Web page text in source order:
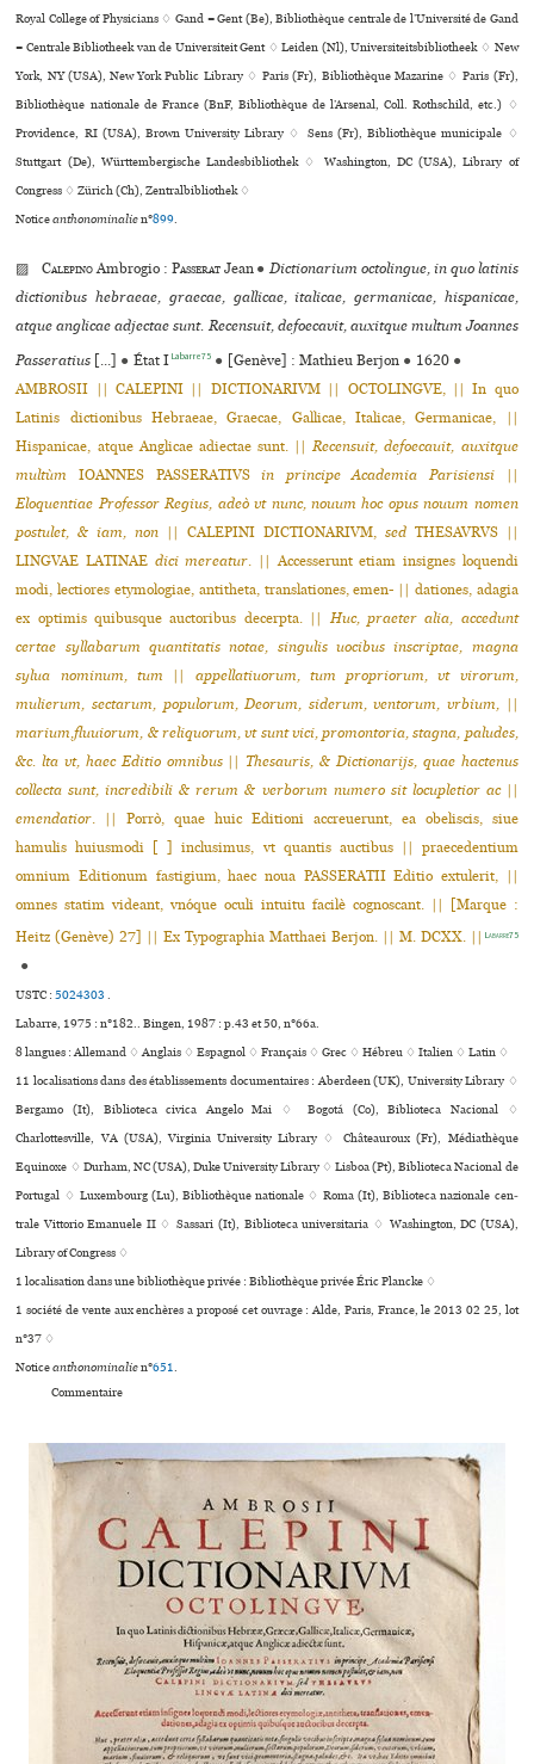
Royal College of Physicians ♢ Gand = Gent (Be), Bibliothèque centrale de l’Université de Gand
= Centrale Bibliotheek van de Universiteit Gent ♢ Leiden (Nl), Universiteitsbibliotheek ♢ New
York, NY (USA), New York Public Library ♢ Paris (Fr), Bibliothèque Mazarine ♢ Paris (Fr),
Bibliothèque nationale de France (BnF, Bibliothèque de l’Arsenal, Coll. Rothschild, etc.) ♢
Providence, RI (USA), Brown University Library ♢ Sens (Fr), Bibliothèque muni­ci­pale ♢
Stuttgart (De), Württembergische Landesbibliothek ♢ Washington, DC (USA), Library of
Congress ♢ Zürich (Ch), Zentralbibliothek ♢
Noticeanthonominalien°899.
▨CalepinoAmbrogio :Passerat Jean ● Dictionarium octolingue, in quo latinis
dictionibus hebraeae, graecae, gallicae, italicae, germanicae, hispanicae,
atque anglicae adjectae sunt. Recensuit, defoecavit, auxitque multum Joannes
Passeratius [...] ● État I Labarre75 ● [Genève] : Mathieu Berjon ● 1620 ●
AMBROSII || CALEPINI || DICTIONARIVM || OCTOLINGVE, || In quo
Latinis dictionibus Hebraeae, Graecae, Gallicae, Italicae, Germanicae, ||
Hispanicae, atque Anglicae adiectae sunt. ||Recensuit, defoecauit, auxitque
multùm IOANNES PASSERATIVSin principe Academia Parisiensi
Eloquentiae Professor Regius, adeò vt nunc, nouum hoc opus nouum nomen
postulet, & iam, non || CALEPINI DICTIONARIVM, sedTHESAVRVS ||
LINGVAE LATINAE dici mereatur. || Accesserunt etiam insignes loquendi
modi, lectiores etymologiae, antitheta, translationes, emen- || dationes, adagia
ex optimis quibusque auctoribus decerpta. ||Huc, praeter alia, accedunt
certae syllabarum quantitatis notae, singulis uocibus inscriptae, magna
sylua nominum, tum
appellatiuorum, tum propriorum, vt virorum,
mulierum, sectarum, populorum, Deorum, siderum, ventorum, vrbium,||
marium,fluuiorum, & reliquorum, vt sunt vici, promontoria, stagna, paludes,
&c. lta vt, haec Editio omnibus||Thesauris, & Dictionarijs, quae hactenus
collecta sunt, incredibili & rerum & verborum numero sit locupletior ac||
emendatior. || Porrò, quae huic Editioni accreuerunt, ea obeliscis, siue
hamulis huiusmodi [ ] inclusimus, vt quantis auctibus || praecedentium
omnium Editionum fastigium, haec noua PASSERATII Editio extulerit, ||
omnes statim videant, vnóque oculi intuitu facilè cognoscant. || [Marque :
Heitz (Genève) 27] || Ex Typographia Matthaei Berjon. || M. DCXX. ||
Labarre75
●
USTC :5024303.
Labarre, 1975 : n°182.. Bingen, 1987 : p.43 et 50, n°66a.
8 langues :Allemand ♢Anglais ♢Espagnol ♢Français ♢Grec ♢Hébreu ♢Italien ♢Latin ♢
11 localisations dans des établissements documentaires : Aberdeen (UK), University Library ♢
Bergamo (It), Biblioteca civica Angelo Mai ♢ Bogotá (Co), Biblioteca Nacional ♢
Charlottesville, VA (USA), Virginia University Library ♢ Châteauroux (Fr), Médiathèque
Equinoxe ♢ Durham, NC (USA), Duke University Library ♢ Lisboa (Pt), Biblioteca Nacional de
Portugal ♢ Luxembourg (Lu), Bibliothèque natio­nale ♢ Roma (It), Biblioteca nazio­nale cen­
trale Vittorio Emanuele II ♢ Sassari (It), Biblioteca universitaria ♢ Washington, DC (USA),
Library of Congress ♢
1 localisation dans une bibliothèque privée : Bibliothèque privée Éric Plancke ♢
1 société de vente aux enchères a proposé cet ouvrage : Alde, Paris, France, le 2013 02 25, lot
n°37 ♢
Noticeanthonominalien°651.
Commentaire